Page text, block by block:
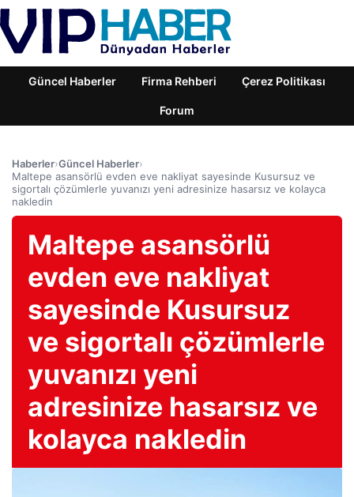
Güncel Haberler Firma Rehberi Çerez Politikası
Forum
Haberler›Güncel Haberler›
Maltepe asansörlü evden eve nakliyat sayesinde Kusursuz ve
sigortalı çözümlerle yuvanızı yeni adresinize hasarsız ve kolayca
nakledin
Maltepe asansörlü
evden eve nakliyat
sayesinde Kusursuz
ve sigortalı çözümlerle
yuvanızı yeni
adresinize hasarsız ve
kolayca nakledin